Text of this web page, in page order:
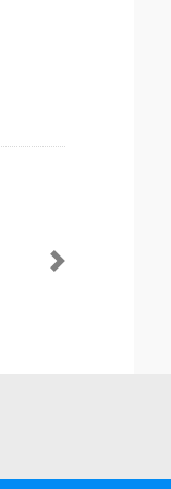
Next